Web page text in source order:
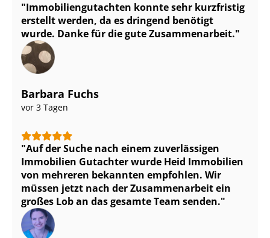
Im­mo­bi­li­en­gut­ach­ten konnte sehr kurzfristig
erstellt werden, da es dringend benötigt
wurde. Danke für die gute Zusammenarbeit.
Barbara Fuchs
vor 3 Tagen
Auf der Suche nach einem zuverlässigen
Immobilien Gutachter wurde Heid Immobilien
von mehreren bekannten empfohlen. Wir
müssen jetzt nach der Zusammenarbeit ein
großes Lob an das gesamte Team senden.